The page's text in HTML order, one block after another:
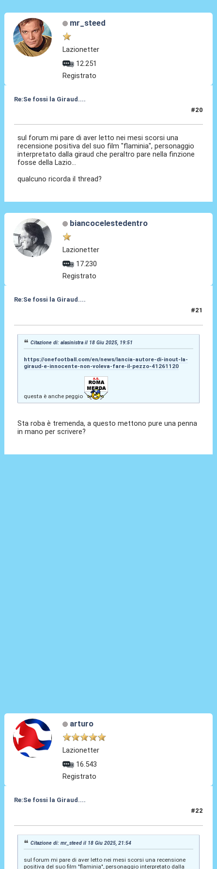
mr_steed
Lazionetter
12.251
Registrato
Re:Se fossi la Giraud....
#20
sul forum mi pare di aver letto nei mesi scorsi una
recensione positiva del suo film "flaminia", personaggio
interpretato dalla giraud che peraltro pare nella finzione
fosse della Lazio...
qualcuno ricorda il thread?
biancocelestedentro
Lazionetter
17.230
Registrato
Re:Se fossi la Giraud....
#21
Citazione di: alasinistra il 18 Giu 2025, 19:51
https://onefootball.com/en/news/lancia-autore-di-inout-la-
giraud-e-innocente-non-voleva-fare-il-pezzo-41261120
questa è anche peggio
Sta roba è tremenda, a questo mettono pure una penna
in mano per scrivere?
arturo
Lazionetter
16.543
Registrato
Re:Se fossi la Giraud....
#22
Citazione di: mr_steed il 18 Giu 2025, 21:54
sul forum mi pare di aver letto nei mesi scorsi una recensione
positiva del suo film "flaminia", personaggio interpretato dalla